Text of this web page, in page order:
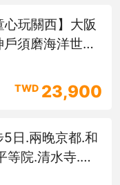
玩關西】大阪
須磨海洋世
步道．燒肉吃到
TWD 23,900
日.兩晚京都.和
等院.清水寺.嵐